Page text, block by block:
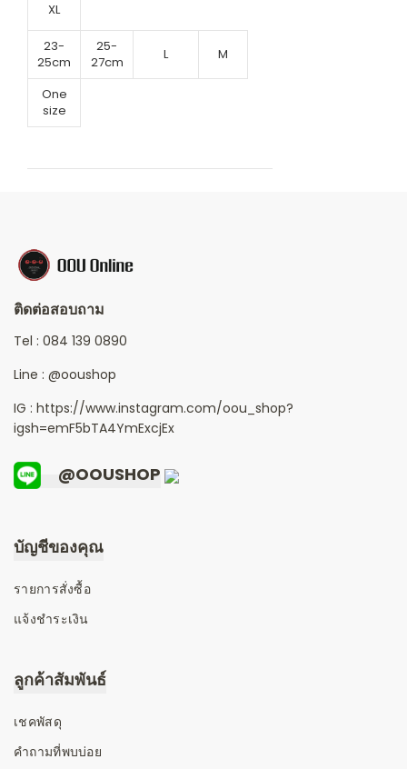
XL
23-
25cm
25-
27cm
L M
One
size
ติดต่อสอบถาม
Tel : 084 139 0890
Line : @ooushop
IG : https://www.instagram.com/oou_shop?
igsh=emF5bTA4YmExcjEx
@OOUSHOP
บัญชีของคุณ
รายการสั่งซื้อ
แจ้งชำระเงิน
ลูกค้าสัมพันธ์
เชคพัสดุ
คำถามที่พบบ่อย